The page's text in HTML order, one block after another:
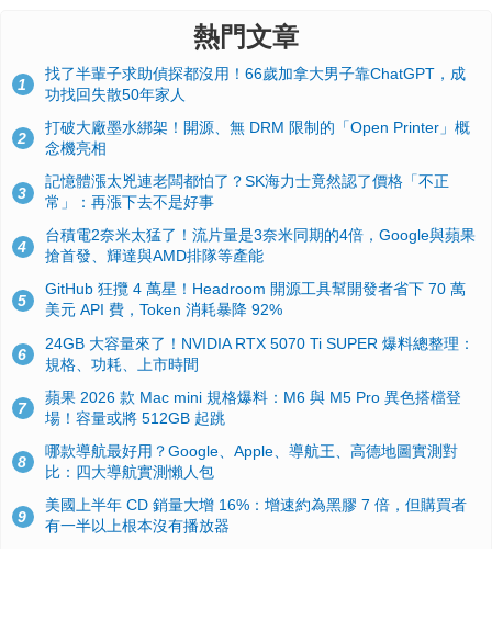
熱門文章
1
找了半輩子求助偵探都沒用！66歲加拿大男子靠ChatGPT，成
功找回失散50年家人
2
打破大廠墨水綁架！開源、無 DRM 限制的「Open Printer」概
念機亮相
3
記憶體漲太兇連老闆都怕了？SK海力士竟然認了價格「不正
常」：再漲下去不是好事
4
台積電2奈米太猛了！流片量是3奈米同期的4倍，Google與蘋果
搶首發、輝達與AMD排隊等產能
5
GitHub 狂攬 4 萬星！Headroom 開源工具幫開發者省下 70 萬
美元 API 費，Token 消耗暴降 92%
6
24GB 大容量來了！NVIDIA RTX 5070 Ti SUPER 爆料總整理：
規格、功耗、上市時間
7
蘋果 2026 款 Mac mini 規格爆料：M6 與 M5 Pro 異色搭檔登
場！容量或將 512GB 起跳
8
哪款導航最好用？Google、Apple、導航王、高德地圖實測對
比：四大導航實測懶人包
9
美國上半年 CD 銷量大增 16%：增速約為黑膠 7 倍，但購買者
有一半以上根本沒有播放器